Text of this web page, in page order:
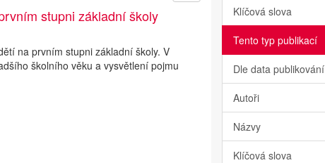
stupni základní školy
na prvním stupni základní školy. V
školního věku a vysvětlení pojmu
Klíčová slova
Tento typ publikací
Dle data publikování
Autoři
Názvy
Klíčová slova